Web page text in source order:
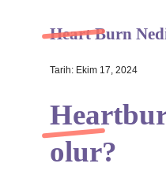
Hakkımızda
Heart Burn
Tarih: Ekim 17, 2024
olur?